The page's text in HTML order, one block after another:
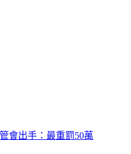
舉惹鼻酸 愛妻心碎：我想你